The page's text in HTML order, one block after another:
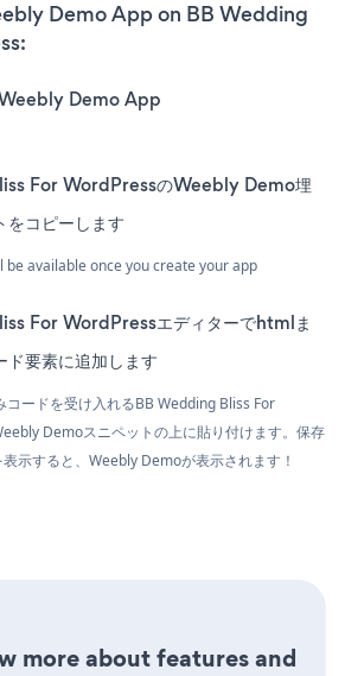
Demo App on BB Wedding
Demo App
For WordPressのWeebly Demo埋
をコピーします
be available once you create your app
For WordPressエディターでhtmlま
ド要素に追加します
コードを受け入れるBB Wedding Bliss For
Demoスニペットの上に貼り付けます。保存
示すると、Weebly Demoが表示されます！
more about features and